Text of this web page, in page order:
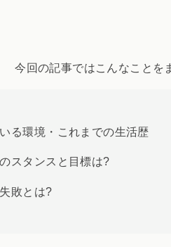
今回の記事ではこんなことを
る環境・これまでの生活歴
スタンスと目標は?
敗とは?